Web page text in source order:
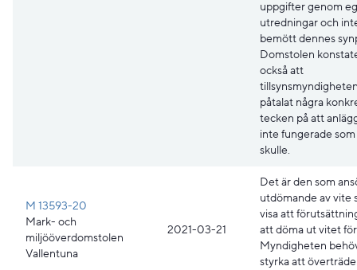
uppgifter genom
utredningar och
bemött dennes
Domstolen
också att
påtalat några
tecken på att
inte fungerade
skulle.
M 13593-20
Mark- och
miljööverdomstolen
Vallentuna
2021-03-21
Det är den som
utdömande av vite
visa att
att döma ut vitet
Myndigheten
styrka att